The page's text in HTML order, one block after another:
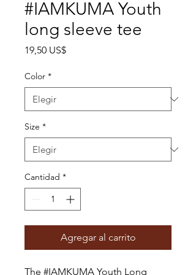
#IAMKUMA Youth
long sleeve tee
19,50 US$Precio
Color *
Size *
Cantidad *
Agregar al carrito
The #IAMKUMA Youth Long